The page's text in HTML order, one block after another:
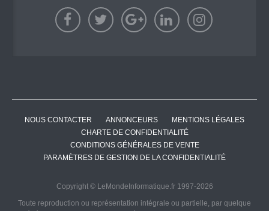
NOUS CONTACTER ANNONCEURS
MENTIONS LÉGALES
CHARTE DE CONFIDENTIALITÉ
CONDITIONS GÉNÉRALES DE VENTE
PARAMÈTRES DE GESTION DE LA CONFIDENTIALITÉ
Copyright © LeMondeInformatique.fr 1997-2026
Toute reproduction ou représentation intégrale ou partielle, par quelque